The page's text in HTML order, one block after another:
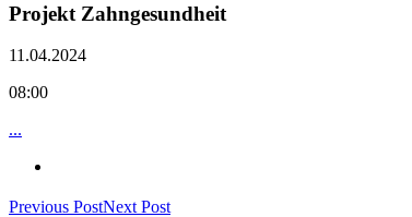
Projekt Zahngesundheit
11.04.2024
08:00
...
Previous PostNext Post